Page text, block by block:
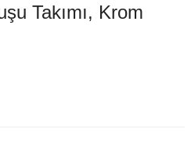
Takımı, Krom